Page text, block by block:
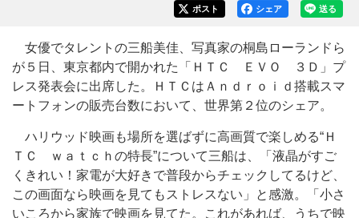
送る
シェア
ポスト
女優でタレントの三船美佳、写真家の桐島ローランドら
が５日、東京都内で開かれた「ＨＴＣ ＥＶＯ ３Ｄ」プ
レス発表会に出席した。ＨＴＣはＡｎｄｒｏｉｄ搭載スマ
ートフォンの販売台数において、世界第２位のシェア。
ハリウッド映画も場所を選ばずに高画質で楽しめる“Ｈ
ＴＣ ｗａｔｃｈの特長”について三船は、「液晶がすご
くきれい！家電が大好きで普段からチェックしてるけど、
この画面なら映画を見てもストレスない」と感激。「小さ
いころから家族で映画を見てた。これがあれば、うちで映